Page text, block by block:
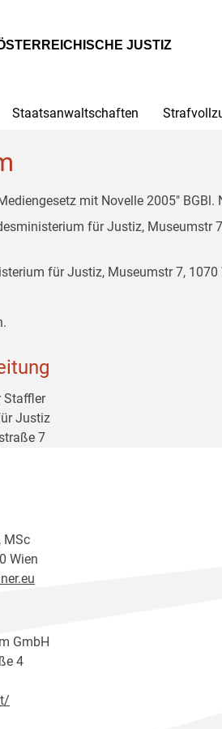
JUSTIZ
Staatsanwaltschaften
mit Novelle 2005"
für Justiz, Museumstr
für Justiz, Museumstr 7, 1070
Staffler
Justiz
7
MSc
Wien
GmbH
4